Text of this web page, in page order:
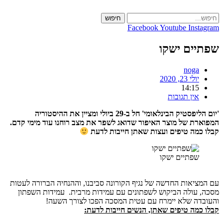
FacebookYoutube
ישקו
noga
14:15
אין תגובות
'יום הליפסטיק הבינלאומי' חל ב-29 ביולי ומציין את ההיסטוריה
של מוצר האיפור שדואג לשפר את מצב רוחנו עוד מימי קדם.
טיפים ועצות שאתן חייבות לדעת
שפתיים ישקו
החדשה של נגיף הקורונה סביבנו, וההנחיה הברורה לעטות
הביקוש לשפתונים עם עמידות מרבית. עמידות השפתון
שלא יימרח עם עטית המסכה הפכו לצורך השעה!
טיפים שאתן, הנשים חייבות לדעת: